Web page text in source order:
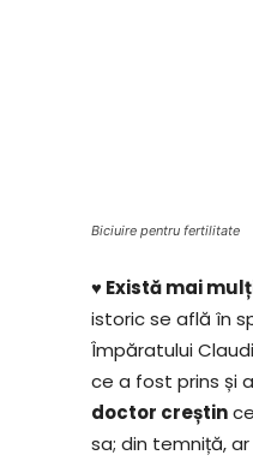
Biciuire pentru fertilitate
♥ Există mai
istoric se află în
Împăratului
ce a fost prins și
doctor creștin
sa; din temniță,